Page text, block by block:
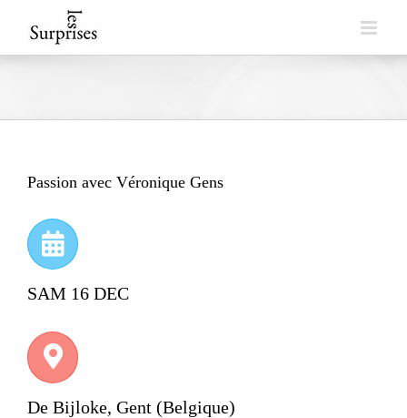
to
Passion avec Véronique Gens
SAM 16 DEC
De Bijloke, Gent (Belgique)